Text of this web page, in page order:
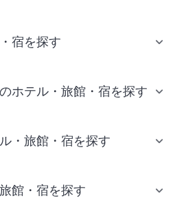
宿を探す
ホテル・旅館・宿を探す
・旅館・宿を探す
館・宿を探す